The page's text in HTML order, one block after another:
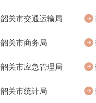
韶关市交通运输局
韶关市商务局
韶关市应急管理局
韶关市统计局